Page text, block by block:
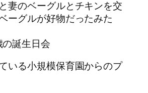
妻のベーグルとチキンを交
ーグルが好物だったみた
いる小規模保育園からのプ